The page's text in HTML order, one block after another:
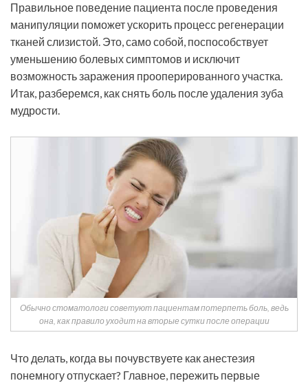
Правильное поведение пациента после проведения
манипуляции поможет ускорить процесс регенерации
тканей слизистой. Это, само собой, поспособствует
уменьшению болевых симптомов и исключит
возможность заражения прооперированного участка.
Итак, разберемся, как снять боль после удаления зуба
мудрости.
Обычно стоматологи советуют пациентам потерпеть боль, ведь
она, как правило уходит на вторые сутки после операции
Что делать, когда вы почувствуете как анестезия
понемногу отпускает? Главное, пережить первые